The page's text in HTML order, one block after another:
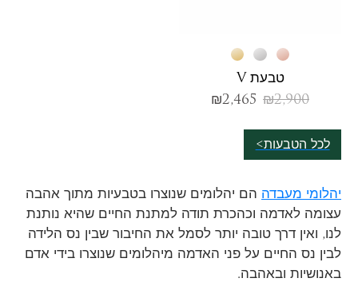
טבעת V
₪2,900
₪2,465
לכל הטבעות>
יהלומי מעבדה הם יהלומים שנוצרו בטבעיות מתוך אהבה
עצומה לאדמה וכהכרת תודה למתנת החיים שהיא נותנת
לנו, ואין דרך טובה יותר לסמל את החיבור שבין נס הלידה
לבין נס החיים על פני האדמה מיהלומים שנוצרו בידי אדם
באנושיות ובאהבה.